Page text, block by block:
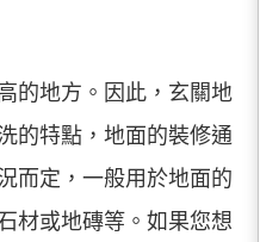
的地方。因此，玄關地
的特點，地面的裝修通
而定，一般用於地面的
材或地磚等。如果您想